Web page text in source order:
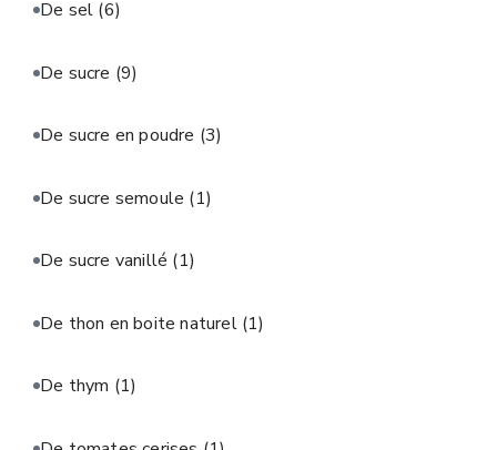
De sel (6)
De sucre (9)
De sucre en poudre (3)
De sucre semoule (1)
De sucre vanillé (1)
De thon en boite naturel (1)
De thym (1)